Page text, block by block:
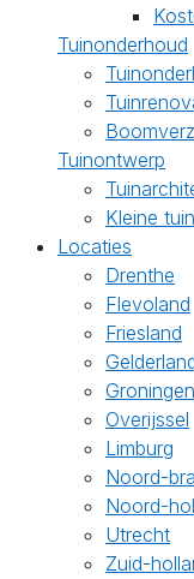
Tuinonderhoud
Tuinontwerp
Kleine
Locaties
Drenthe
Flevoland
Friesland
Groningen
Overijssel
Limburg
Noord-
Noord-
Utrecht
Zuid-